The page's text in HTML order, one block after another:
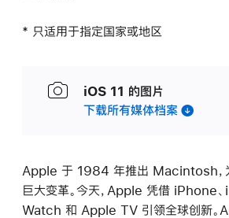
* 只适用于指定国家或地区
iOS 11 的图片
下载所有媒体档案
Apple 于 1984 年推出 Macintosh，
巨大变革。今天，Apple 凭借 iPhone
Watch 和 Apple TV 引领全球创新。